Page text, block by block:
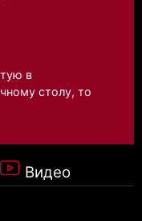
в
столу, то
Видео